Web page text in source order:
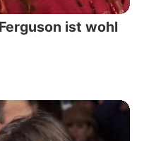
ist wohl